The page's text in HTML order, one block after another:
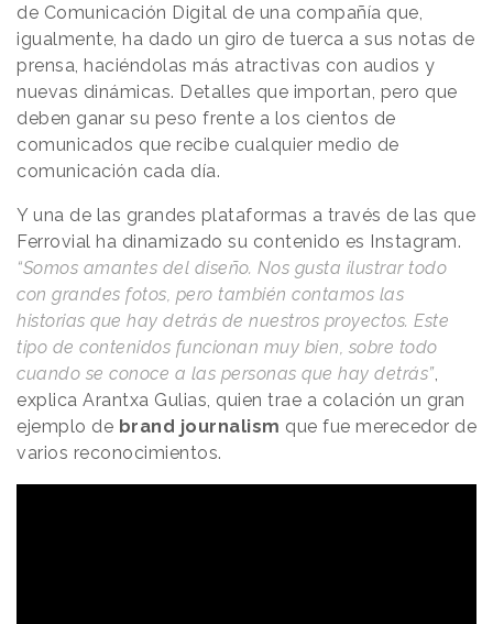
de Comunicación Digital de una compañía que,
igualmente, ha dado un giro de tuerca a sus notas de
prensa, haciéndolas más atractivas con audios y
nuevas dinámicas. Detalles que importan, pero que
deben ganar su peso frente a los cientos de
comunicados que recibe cualquier medio de
comunicación cada día.
Y una de las grandes plataformas a través de las que
Ferrovial ha dinamizado su contenido es Instagram.
“Somos amantes del diseño. Nos gusta ilustrar todo
con grandes fotos, pero también contamos las
historias que hay detrás de nuestros proyectos. Este
tipo de contenidos funcionan muy bien, sobre todo
cuando se conoce a las personas que hay detrás”,
explica Arantxa Gulias, quien trae a colación un gran
ejemplo de brand journalism que fue merecedor de
varios reconocimientos.